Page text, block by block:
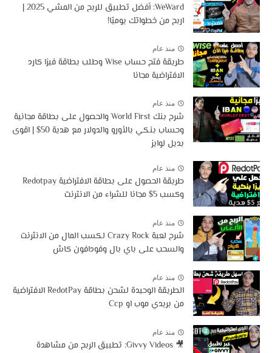
WeWard: أفضل تطبيق للربح من المشي 2025 |
اربح من خطواتك يوميًا!
منذ عام
طريقة فتح حساب Wise وطلب بطاقة فيزا كارد
الافتراضية مجانا
منذ عام
شرح بنك World First والحصول على بطاقة مجانية
وحساب بنكي بالأورو والدولار مع هدية 50$ | اقوى
بديل لوايز
منذ عام
طريقة الحصول على بطاقة الافتراضية Redotpay
وكسب 5$ مجانا للشراء من الانترنت
منذ عام
شرح لعبة Crazy Rock لكسب المال من الانثرنت
والسحب على باي بال وفودافون كاش
منذ عام
الطريقة الوحيدة لشحن بطاقة RedotPay الافتراضية
من بريدي موب او Ccp
منذ عام
🎥 Givvy Videos: تطبيق الربح من مشاهدة